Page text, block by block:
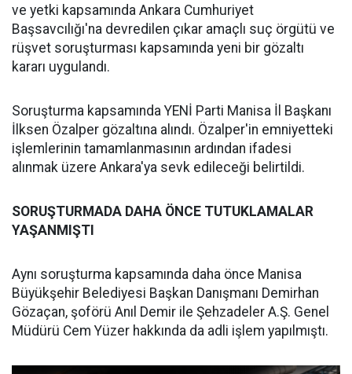
ve yetki kapsamında Ankara Cumhuriyet
Başsavcılığı'na devredilen çıkar amaçlı suç örgütü ve
rüşvet soruşturması kapsamında yeni bir gözaltı
kararı uygulandı.
Soruşturma kapsamında YENİ Parti Manisa İl Başkanı
İlksen Özalper gözaltına alındı. Özalper'in emniyetteki
işlemlerinin tamamlanmasının ardından ifadesi
alınmak üzere Ankara'ya sevk edileceği belirtildi.
SORUŞTURMADA DAHA ÖNCE TUTUKLAMALAR
YAŞANMIŞTI
Aynı soruşturma kapsamında daha önce Manisa
Büyükşehir Belediyesi Başkan Danışmanı Demirhan
Gözaçan, şoförü Anıl Demir ile Şehzadeler A.Ş. Genel
Müdürü Cem Yüzer hakkında da adli işlem yapılmıştı.